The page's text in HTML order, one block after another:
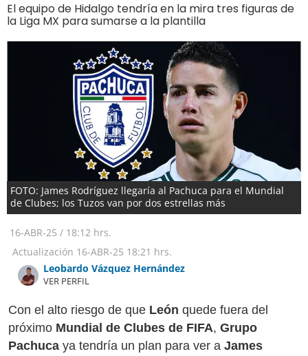
El equipo de Hidalgo tendría en la mira tres figuras de
la Liga MX para sumarse a la plantilla
FOTO: James Rodríguez llegaría al Pachuca para el Mundial
de Clubes; los Tuzos van por dos estrellas más
16-ABR-25 / 18:12 hrs.
Actualización 16-ABR-25 18:21 hrs.
Leobardo Vázquez Hernández
VER PERFIL
Con el alto riesgo de que León quede fuera del
próximo Mundial de Clubes de FIFA, Grupo
Pachuca ya tendría un plan para ver a James